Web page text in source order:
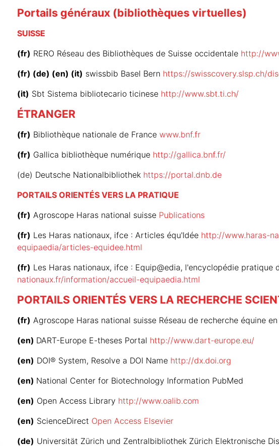
Portails généraux (bibliothèques virtuelles)
SUISSE
(fr) RERO Réseau des Bibliothèques de Suisse occidentale http://
(fr) (de) (en) (it) swissbib Basel Bern https://swisscovery.slsp.ch/
(it) Sbt Sistema bibliotecario ticinese http://www.sbt.ti.ch/
ÉTRANGER
(fr) Bibliothèque nationale de France www.bnf.fr
(fr) Gallica bibliothèque numérique http://gallica.bnf.fr/
(de) Deutsche Nationalbibliothek https://portal.dnb.de
PORTAILS ORIENTÉS VERS LA PRATIQUE
(fr) Agroscope Haras national suisse Publications
(fr) Les Haras nationaux, ifce : Articles équ'Idée http://www.haras-
equipaedia/articles-equidee.html
(fr) Les Haras nationaux, ifce : Equip@edia, l'encyclopédie pratique
nationaux.fr/information/accueil-equipaedia.html
PORTAILS ORIENTÉS VERS LA RECHERCHE
(fr) Agroscope Haras national suisse Réseau de recherche équine en
(en) DART-Europe E-theses Portal http://www.dart-europe.eu/
(en) DOI® System, Resolve a DOI Name http://dx.doi.org
(en) National Center for Biotechnology Information PubMed
(en) Open Access Library http://www.oalib.com
(en) ScienceDirect Open Access Elsevier
(de) Universität Zürich und Zentralbibliothek Zürich Elektronische